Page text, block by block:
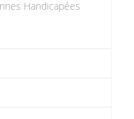
Handicapées